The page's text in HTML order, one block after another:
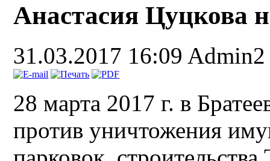
Анастасия Цуцкова
31.03.2017 16:09 Admin2
28 марта 2017 г. в
против уничтожения